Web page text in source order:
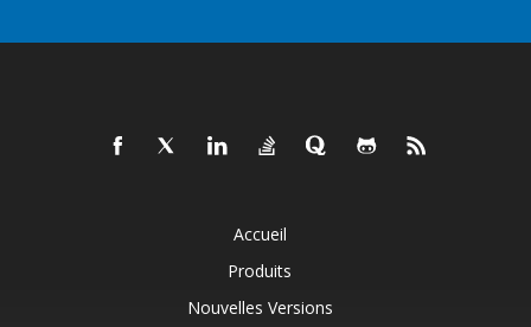
Accueil
Produits
Nouvelles Versions